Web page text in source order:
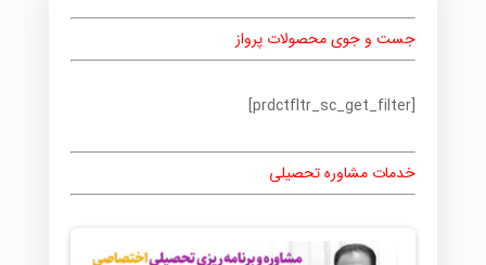
جست و جوی محصولات پرواز
[prdctfltr_sc_get_filter]
خدمات مشاوره تحصیلی